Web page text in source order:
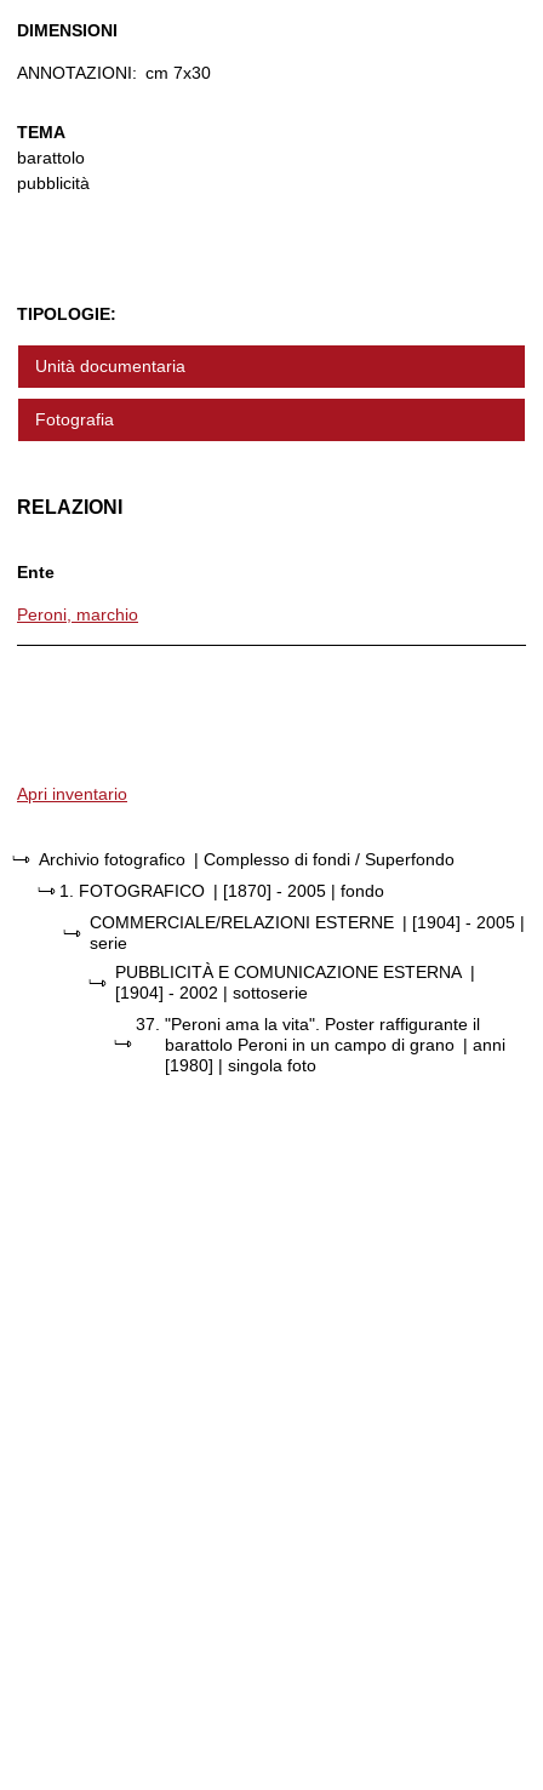
DIMENSIONI
ANNOTAZIONI: cm 7x30
TEMA
barattolo
pubblicità
TIPOLOGIE:
Unità documentaria
Fotografia
RELAZIONI
Ente
Peroni, marchio
Apri inventario
Archivio fotografico | Complesso di fondi / Superfondo
1.
FOTOGRAFICO | [1870] - 2005 | fondo
COMMERCIALE/RELAZIONI ESTERNE | [1904] - 2005 |
serie
PUBBLICITÀ E COMUNICAZIONE ESTERNA |
[1904] - 2002 | sottoserie
37. "Peroni ama la vita". Poster raffigurante il
barattolo Peroni in un campo di grano | anni
[1980] | singola foto